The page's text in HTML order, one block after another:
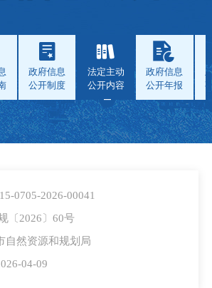
政府信息
公开制度
法定主动
公开内容
政府信息
公开年报
0705-2026-00041
〔2026〕60号
自然资源和规划局
04-09